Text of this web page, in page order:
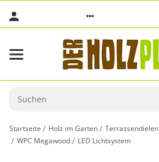
Startseite Holz im Garten Terrassendielen
WPC Megawood
LED Lichtsystem